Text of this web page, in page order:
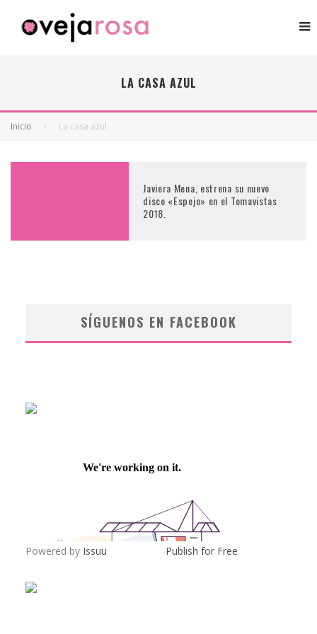
LA CASA AZUL
Inicio La casa azul
Javiera Mena, estrena su nuevo
disco «Espejo» en el Tomavistas
2018.
SÍGUENOS EN FACEBOOK
Powered by Issuu Publish for Free